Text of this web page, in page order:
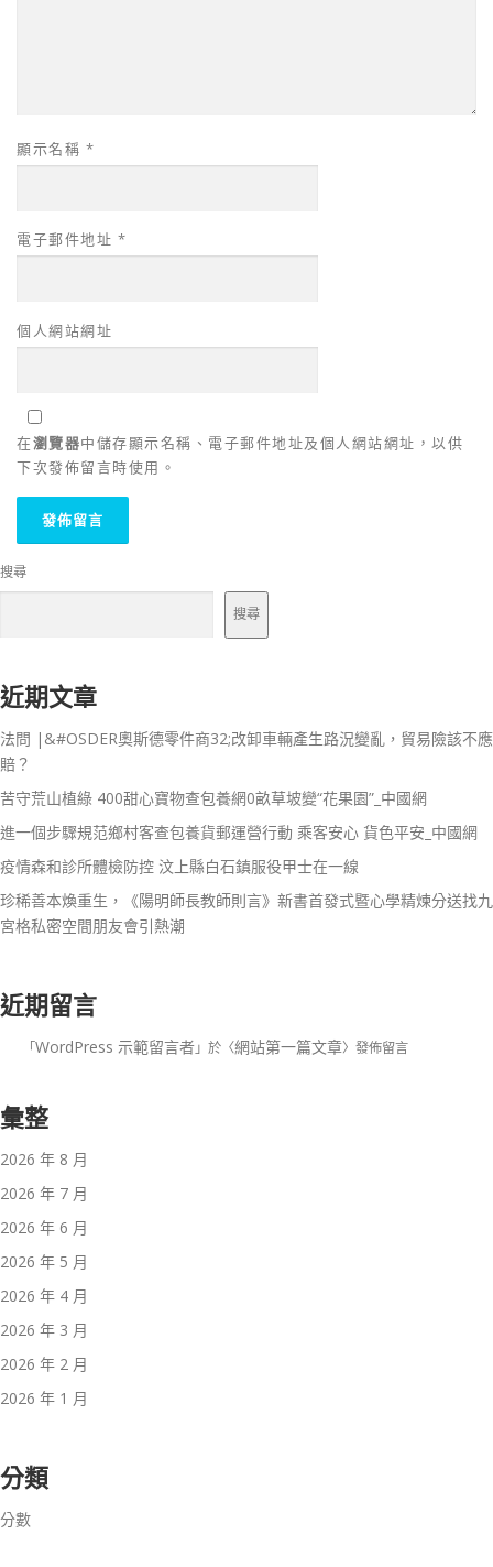
顯示名稱 *
電子郵件地址 *
個人網站網址
在瀏覽器中儲存顯示名稱、電子郵件地址及個人網站網址，以供
下次發佈留言時使用。
搜尋
搜尋
近期文章
法問 |&#OSDER奧斯德零件商32;改卸車輛產生路況變亂，貿易險該不應
賠？
苦守荒山植綠 400甜心寶物查包養網0畝草坡變“花果園”_中國網
進一個步驟規范鄉村客查包養貨郵運營行動 乘客安心 貨色平安_中國網
疫情森和診所體檢防控 汶上縣白石鎮服役甲士在一線
珍稀善本煥重生，《陽明師長教師則言》新書首發式暨心學精煉分送找九
宮格私密空間朋友會引熱潮
近期留言
「WordPress 示範留言者」於〈網站第一篇文章〉發佈留言
彙整
2026 年 8 月
2026 年 7 月
2026 年 6 月
2026 年 5 月
2026 年 4 月
2026 年 3 月
2026 年 2 月
2026 年 1 月
分類
分數